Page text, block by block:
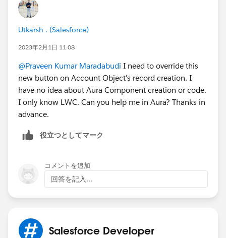
Utkarsh . (Salesforce)
2023年2月1日 11:08
@Praveen Kumar Maradabudi I need to override this
new button on Account Object's record creation. I
have no idea about Aura Component creation or code.
I only know LWC. Can you help me in Aura? Thanks in
advance.
役立つとしてマーク
コメントを追加
回答を記入...
Salesforce Developer